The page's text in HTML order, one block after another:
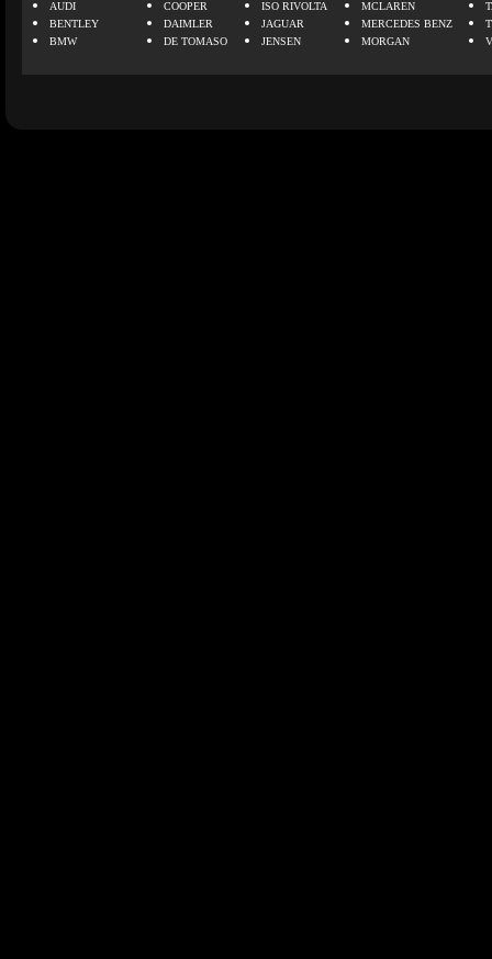
AUDI
BENTLEY
BMW
COOPER
DAIMLER
DE TOMASO
ISO RIVOLTA
JAGUAR
JENSEN
MCLAREN
MERCEDES BENZ
MORGAN